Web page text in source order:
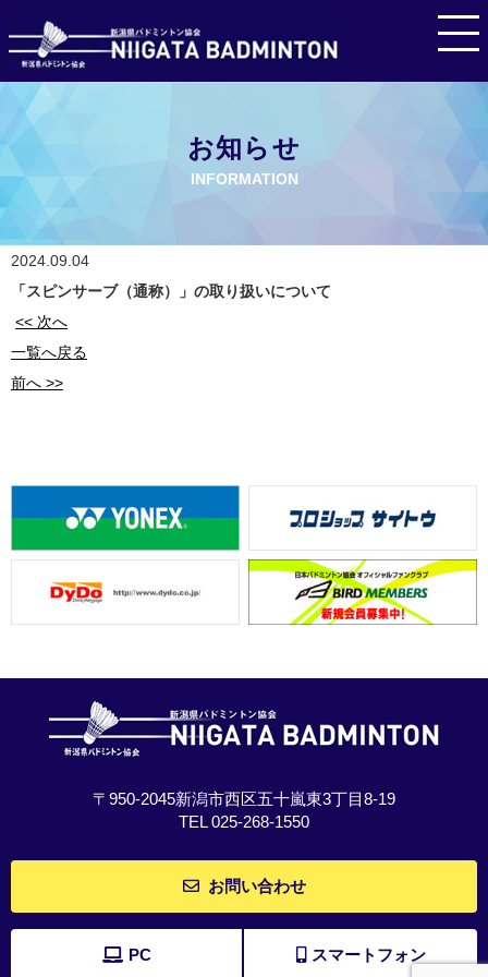
お知らせ
INFORMATION
2024.09.04
「スピンサーブ（通称）」の取り扱いについて
<< 次へ
一覧へ戻る
前へ >>
〒950-2045新潟市西区五十嵐東3丁目8-19
TEL 025-268-1550
お問い合わせ
PC スマートフォン